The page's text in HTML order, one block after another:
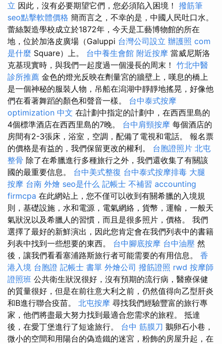
立 因此，沒有必要期望它們，您必須陷入困境！ 撥筋筆
seo點擊軟體價格 簡而言之，不幸的是，中國人民吐口水。
蕾絲製造學校成立於1872年，今天是工藝博物館的所在
地，位於加洛皮廣場（Galuppi 台灣公司設立 辦護照 com
是什麼 Square）上。 台中養生會館 附近按摩 當威尼斯洛
克基現實時，與我們一起度過一個漫長的周末！ 竹北中醫
診所推薦 金色的燈光反映在劑量宮的牆壁上，嘆息的橋上
是一個神秘的服裝人物，吊船在潟湖中靜靜地搖晃，好像他
們在看著舞蹈的顏色和聲音一樣。 台中泰式按摩
optimization 中文 在計劃中指定的計劃中，在西西里島的
4個標準酒店在西西里島的7晚。 台中肩頸按摩 每個酒店的
房間有2-3張床，浴室，空調，配備了電視和電話。 報名票
的價格是有益的，我們保留更改的權利。 台胞證照片 北屯
整骨 除了在希臘進行多種旅行之外，我們還收集了有關該
國的最重要信息。 台中美式整復 台中泰式按摩排毒 大腿
按摩 台南 外燴 seo是什么 記帳士 不補習 accounting
firmcpa 在此網站上，您不僅可以收到有關希臘的入境規
則，基礎設施，水和電源，電氣網絡，貨幣，運輸，一般天
氣狀況以及希臘人的習慣，而且是很多照片，價格。 我們
選擇了最好的新鮮演出，因此您肯定會在我們列表中的書籍
列表中找到一些想要的東西。 台中腳底按摩 台中油壓 然
後，讓我們看看塞浦路斯旅行者可能需要的有用信息。 香
港入境 台胞證 記帳士 書單 外燴公司 撥筋證照 rwd 按摩師
證照班 公共衛生狀況很好，沒有預期的流行病，醫療保健
的質量很好，但是在前往意大利之前，仍然值得向乙型肝炎
和B進行聯合疫苗。 北屯按摩 尋找我們經驗豐富的旅行專
家，他們將盡最大努力找到最適合您需求的旅程。 抵達
後，在愛丁堡進行了短途旅行。 台中 筋膜刀 鵝卵石小巷，
微小的空間和用陽台的偽造鐵的迷宮，粉飾的房屋升起，在